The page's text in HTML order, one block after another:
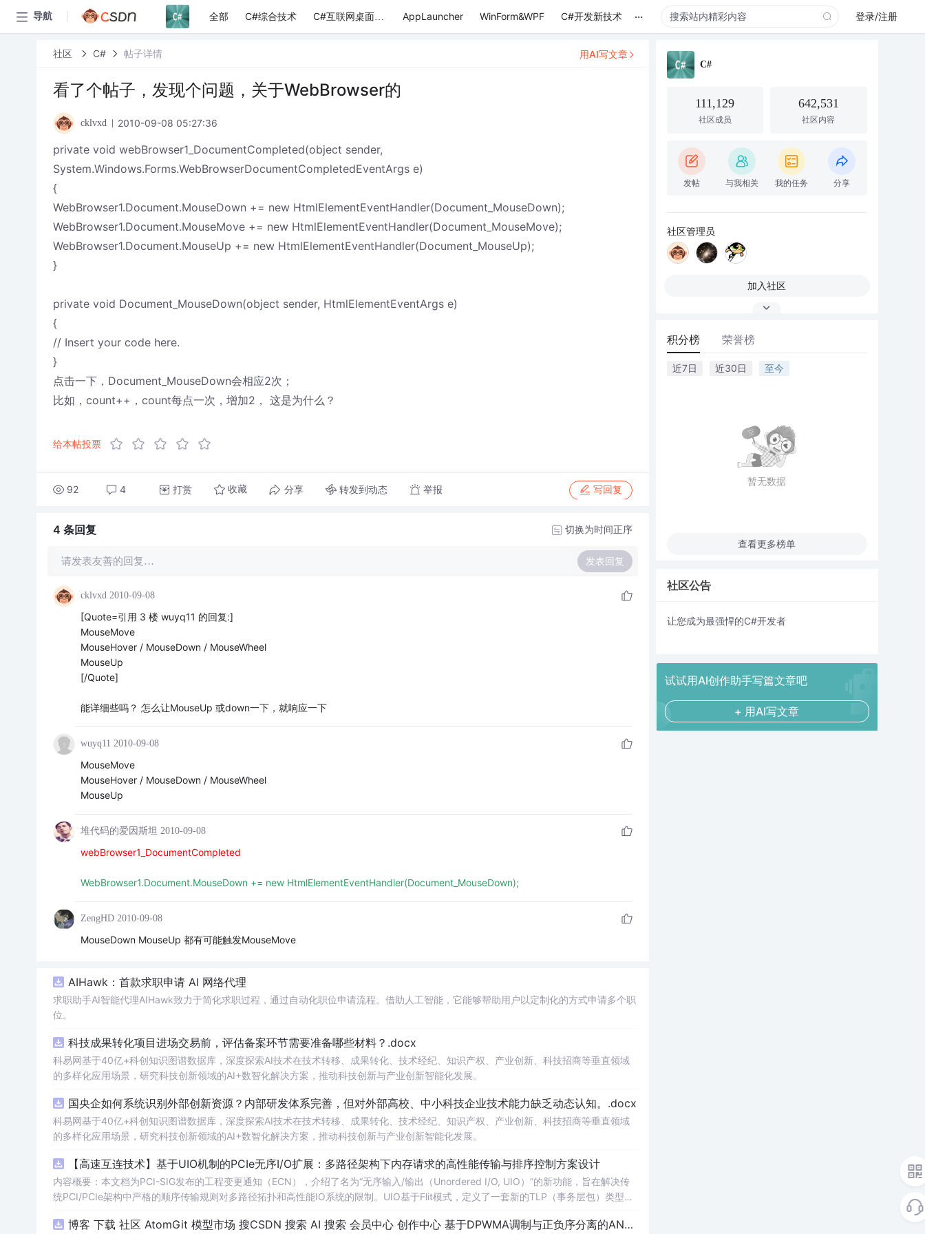
导航 全部 C#综合技术 C#互联网桌面应用 AppLauncher WinForm&WPF C#开发新技术 ... 登录/注册
社区 C# 帖子详情
看了个帖子，发现个问题，关于WebBrowser的
cklvxd 2010-09-08 05:27:36
private void webBrowser1_DocumentCompleted(object sender,
System.Windows.Forms.WebBrowserDocumentCompletedEventArgs e)
{
WebBrowser1.Document.MouseDown += new HtmlElementEventHandler(Document_MouseDown);
WebBrowser1.Document.MouseMove += new HtmlElementEventHandler(Document_MouseMove);
WebBrowser1.Document.MouseUp += new HtmlElementEventHandler(Document_MouseUp);
}
private void Document_MouseDown(object sender, HtmlElementEventArgs e)
{
// Insert your code here.
}
点击一下，Document_MouseDown会相应2次；
比如，count++，count每点一次，增加2， 这是为什么？
给本帖投票
92 4 打赏 收藏 分享 转发到动态 举报 写回复
用AI写文章
4 条回复 切换为时间正序
请发表友善的回复… 发表回复
cklvxd 2010-09-08
[Quote=引用 3 楼 wuyq11 的回复:]
MouseMove
MouseHover / MouseDown / MouseWheel
MouseUp
[/Quote]
能详细些吗？ 怎么让MouseUp 或down一下，就响应一下
wuyq11 2010-09-08
MouseMove
MouseHover / MouseDown / MouseWheel
MouseUp
堆代码的爱因斯坦 2010-09-08
webBrowser1_DocumentCompleted
WebBrowser1.Document.MouseDown += new HtmlElementEventHandler(Document_MouseDown);
ZengHD 2010-09-08
MouseDown MouseUp 都有可能触发MouseMove
AIHawk：首款求职申请 AI 网络代理
求职助手AI智能代理AIHawk致力于简化求职过程，通过自动化职位申请流程。借助人工智能，它能够帮助用户以定制化的方式申请多个职
位。
科技成果转化项目进场交易前，评估备案环节需要准备哪些材料？.docx
科易网基于40亿+科创知识图谱数据库，深度探索AI技术在技术转移、成果转化、技术经纪、知识产权、产业创新、科技招商等垂直领域
的多样化应用场景，研究科技创新领域的AI+数智化解决方案，推动科技创新与产业创新智能化发展。
国央企如何系统识别外部创新资源？内部研发体系完善，但对外部高校、中小科技企业技术能力缺乏动态认知。.docx
科易网基于40亿+科创知识图谱数据库，深度探索AI技术在技术转移、成果转化、技术经纪、知识产权、产业创新、科技招商等垂直领域
的多样化应用场景，研究科技创新领域的AI+数智化解决方案，推动科技创新与产业创新智能化发展。
【高速互连技术】基于UIO机制的PCIe无序I/O扩展：多路径架构下内存请求的高性能传输与排序控制方案设计
内容概要：本文档为PCI-SIG发布的工程变更通知（ECN），介绍了名为“无序输入/输出（Unordered I/O, UIO）”的新功能，旨在解决传
统PCI/PCIe架构中严格的顺序传输规则对多路径拓扑和高性能IO系统的限制。UIO基于Flit模式，定义了一套新的TLP（事务层包）类型和
O
博客 下载 社区 AtomGit 模型市场 搜CSDN 搜索 AI 搜索 会员中心 创作中心 基于DPWMA调制与正负序分离的ANPC三电平并网逆变器前馈控制策略研究（Simulink仿真实现）
C#
111,129
社区成员
642,531
社区内容
发帖 与我相关 我的任务 分享
社区管理员
加入社区
积分榜 荣誉榜
近7日 近30日 至今
暂无数据
查看更多榜单
社区公告
让您成为最强悍的C#开发者
试试用AI创作助手写篇文章吧
+ 用AI写文章